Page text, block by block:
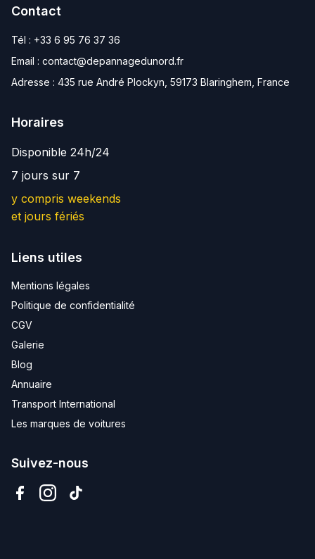
Contact
Tél : +33 6 95 76 37 36
Email : contact@depannagedunord.fr
Adresse : 435 rue André Plockyn, 59173 Blaringhem, France
Horaires
Disponible 24h/24
7 jours sur 7
y compris weekends
et jours fériés
Liens utiles
Mentions légales
Politique de confidentialité
CGV
Galerie
Blog
Annuaire
Transport International
Les marques de voitures
Suivez-nous